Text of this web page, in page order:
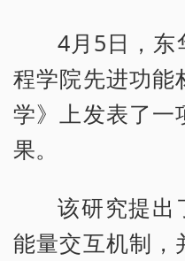
4月5日，东
程学院先进功能
学》上发表了一
果。
该研究提出
能量交互机制，